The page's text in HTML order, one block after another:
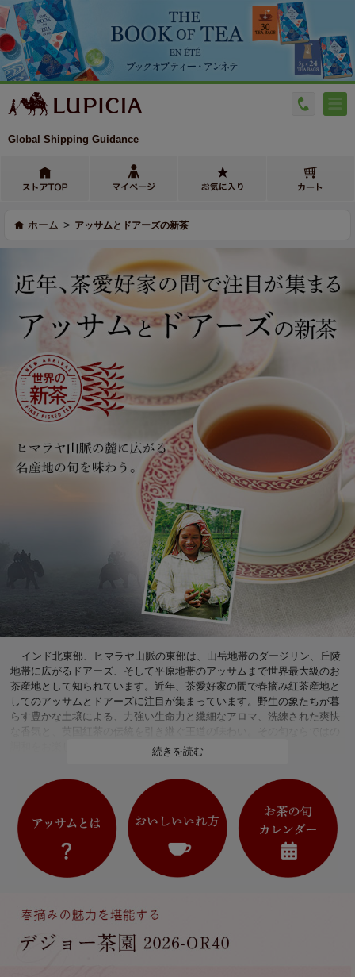
Global Shipping Guidance
ホーム > アッサムとドアーズの新茶
続きを読む
インド北東部、ヒマラヤ山脈の東部は、山岳地帯のダージリン、丘陵
地帯に広がるドアーズ、そして平原地帯のアッサムまで世界最大級のお
茶産地として知られています。近年、茶愛好家の間で春摘み紅茶産地と
してのアッサムとドアーズに注目が集まっています。野生の象たちが暮
らす豊かな土壌による、力強い生命力と繊細なアロマ、洗練された爽快
な香気と、英国紅茶の伝統を引き継ぐ王道の味わい。その旬ならではの
今年の春摘みアッサムは天候の影響で生産が遅れていますが、一足早
く入荷したドアーズは、オーソドックス製法かつオーガニック栽培とい
う希少なロットです。正統派のコクの中に青みや若々しい生命力が感じ
られる誰もがおいしいと思える親しみやすい味わいは、洋菓子はもちろ
ん、桜餅やあんこなどの和菓子とも相性抜群です。